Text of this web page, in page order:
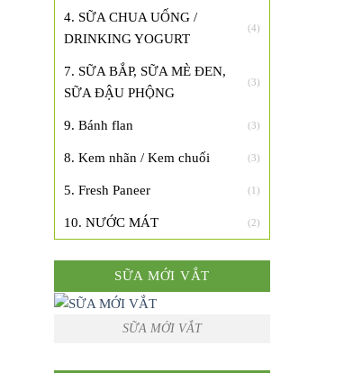
4. SỮA CHUA UỐNG /
DRINKING YOGURT
(4)
7. SỮA BẮP, SỮA MÈ ĐEN,
SỮA ĐẬU PHỘNG
(3)
9. Bánh flan (3)
8. Kem nhãn / Kem chuối (3)
5. Fresh Paneer (1)
10. NƯỚC MÁT (2)
SỮA MỚI VẮT
SỮA MỚI VẮT